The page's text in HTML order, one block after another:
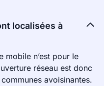
localisées à
mobile n’est pour le
réseau est donc
avoisinantes.